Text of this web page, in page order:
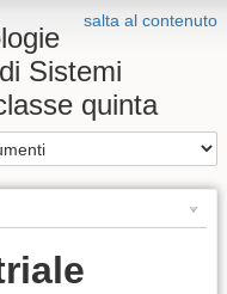
salta al contenuto
Sistemi
quinta